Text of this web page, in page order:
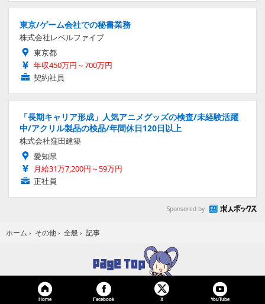
東京/ゲーム会社での秘書業務
株式会社レベルファイブ
東京都
年収450万円～700万円
契約社員
「長期キャリア形成」人気アニメグッズの検査/未経験活躍
中/アクリル製品の検品/年間休日120日以上
株式会社窪田建築
愛知県
月給31万7,200円～59万円
正社員
Sponsored by
ホーム › その他 › 全般 › 記事
Home Facebook X YouTube